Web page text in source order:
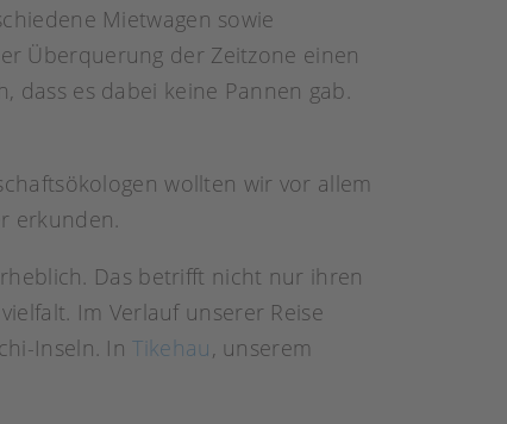
Mietwagen sowie
Überquerung der Zeitzone einen
dass es dabei keine Pannen gab.
wollten wir vor allem
erkunden.
Das betrifft nicht nur ihren
Im Verlauf unserer Reise
Inseln. InTikehau, unserem